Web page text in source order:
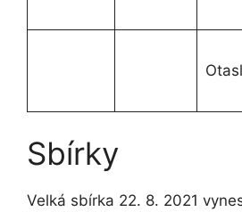
Sbírky
Velká sbírka 22. 8. 2021